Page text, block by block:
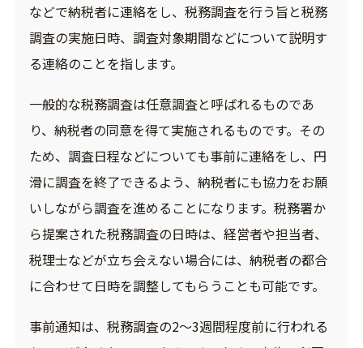
などで納税者に連絡をし、税務調査を行う旨と税務
調査の実施日時、調査対象期間などについて説明す
る連絡のことを指します。
一般的な税務調査は任意調査と呼ばれるものであ
り、納税者の同意を得て実施されるものです。その
ため、調査日程などについても事前に連絡をし、円
滑に調査を終了できるよう、納税者にも協力をお願
いしながら調査を進めることになります。税務署か
ら提案された税務調査の日時は、経営者や担当者、
税理士などが立ち会えない場合には、納税者の都合
に合わせて日時を調整してもらうことも可能です。
事前通知は、税務調査の2～3週間程度前に行われる